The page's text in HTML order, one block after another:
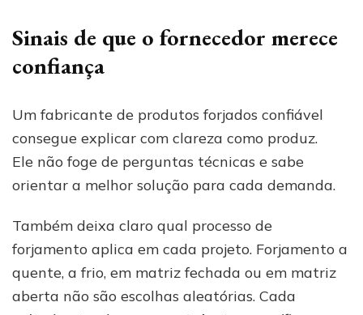
Sinais de que o fornecedor merece
confiança
Um fabricante de produtos forjados confiável
consegue explicar com clareza como produz.
Ele não foge de perguntas técnicas e sabe
orientar a melhor solução para cada demanda.
Também deixa claro qual processo de
forjamento aplica em cada projeto. Forjamento a
quente, a frio, em matriz fechada ou em matriz
aberta não são escolhas aleatórias. Cada